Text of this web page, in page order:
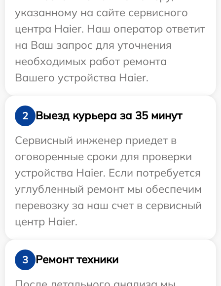
указанному на сайте сервисного
центра Haier. Наш оператор ответит
на Ваш запрос для уточнения
необходимых работ ремонта
Вашего устройства Haier.
2
Выезд курьера за 35 минут
Сервисный инженер приедет в
оговоренные сроки для проверки
устройства Haier. Если потребуется
углубленный ремонт мы обеспечим
перевозку за наш счет в сервисный
центр Haier.
3
Ремонт техники